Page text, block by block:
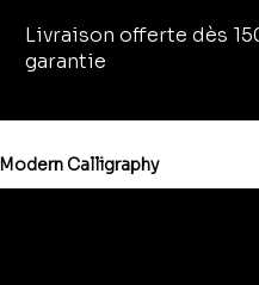
Livraison offerte dès
garantie
Modern Calligraphy